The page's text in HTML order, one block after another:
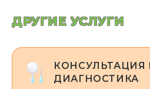
ДРУГИЕ УСЛУГИ
КОНСУЛЬТАЦИЯ
ДИАГНОСТИКА